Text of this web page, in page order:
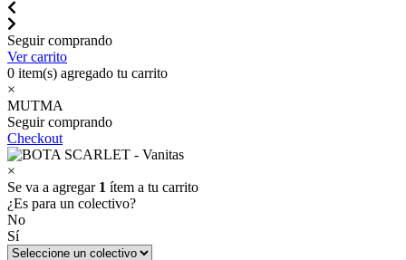
Seguir comprando
Ver carrito
0 item(s) agregado tu carrito
×
MUTMA
Seguir comprando
Checkout
×
Se va a agregar 1 ítem a tu carrito
¿Es para un colectivo?
No
Sí